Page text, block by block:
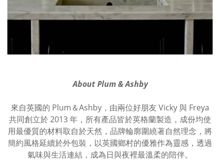
About Plum & Ashby
來自英國的 Plum＆Ashby，由兩位好朋友 Vicky 與 Freya
共同創立於 2013 年，所有產品皆於英格蘭製造，成份均使
用最優質的材料取自於天然，品牌輪廓圍繞著自然理念，將
簡約風格延續於外包裝，以英國鄉村的優雅作為靈感，透過
氣味與生活連結，成為日與夜裡最溫柔的陪伴。